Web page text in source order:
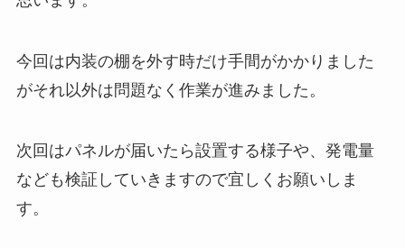
今回は内装の棚を外す時だけ手間がかかりました
がそれ以外は問題なく作業が進みました。
次回はパネルが届いたら設置する様子や、発電量
なども検証していきますので宜しくお願いしま
す。